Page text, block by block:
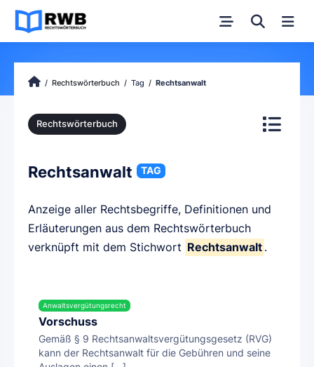
Rechtswörterbuch Tag Rechtsanwalt
Rechtswörterbuch
Rechtsanwalt TAG
Anzeige aller Rechtsbegriffe, Definitionen und
Erläuterungen aus dem Rechtswörterbuch
verknüpft mit dem Stichwort Rechtsanwalt .
Anwaltsvergütungsrecht
Vorschuss
Gemäß § 9 Rechtsanwaltsvergütungsgesetz (RVG)
kann der Rechtsanwalt für die Gebühren und seine